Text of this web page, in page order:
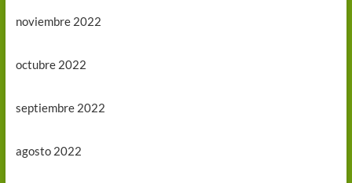
noviembre 2022
octubre 2022
septiembre 2022
agosto 2022